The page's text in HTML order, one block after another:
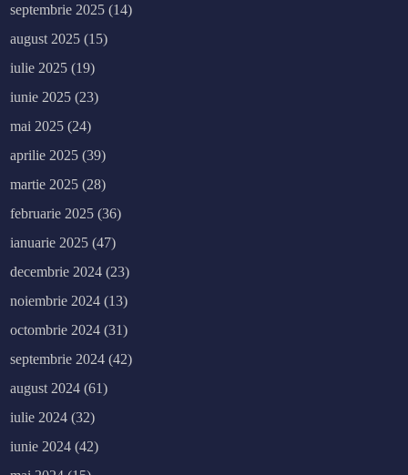
septembrie 2025 (14)
august 2025 (15)
iulie 2025 (19)
iunie 2025 (23)
mai 2025 (24)
aprilie 2025 (39)
martie 2025 (28)
februarie 2025 (36)
ianuarie 2025 (47)
decembrie 2024 (23)
noiembrie 2024 (13)
octombrie 2024 (31)
septembrie 2024 (42)
august 2024 (61)
iulie 2024 (32)
iunie 2024 (42)